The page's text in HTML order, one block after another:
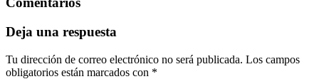
Deja una respuesta
Tu dirección de correo electrónico no será publicada. Los campos
obligatorios están marcados con *